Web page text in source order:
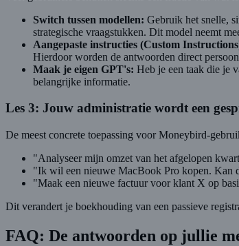
Switch tussen modellen: Gebruik het snelle,
strategische vraagstukken. Dit model neemt
Aangepaste instructies (Custom
Hierdoor worden de antwoorden direct
Maak je eigen GPT's: Heb je een taak die je
belangrijke informatie.
Les 3: Jouw administratie wordt een
De meest concrete toepassing voor Moneybird-
"Analyseer mijn omzet van het afgelopen
"Ik wil een nieuwe MacBook Pro kopen. Kan
"Maak een nieuwe factuur voor klant X op
Dit verandert je boekhouding van een passieve
FAQ: De antwoorden op jullie